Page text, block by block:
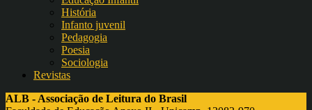
História
Infanto juvenil
Pedagogia
Poesia
Sociologia
Revistas
ALB - Associação de Leitura do Brasil